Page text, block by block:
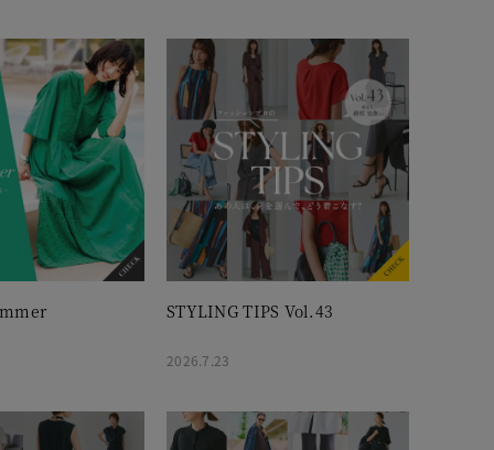
STYLING TIPS Vol.43
2026.7.23